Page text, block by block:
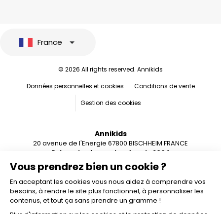
Vous prendrez bien un cookie ?
En acceptant les cookies vous nous aidez à comprendre vos
besoins, à rendre le site plus fonctionnel, à personnaliser les
contenus, et tout ça sans prendre un gramme !
France
© 2026 All rights reserved. Annikids
Données personnelles et cookies
Conditions de vente
Gestion des cookies
Annikids
20 avenue de l'Energie 67800 BISCHHEIM FRANCE
Entreprise française depuis 2004